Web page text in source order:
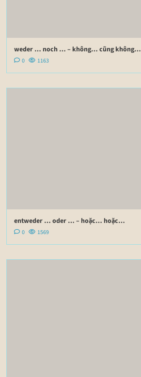
weder … noch … – không… cũng không…
0 1163
entweder … oder … – hoặc… hoặc…
0 1569